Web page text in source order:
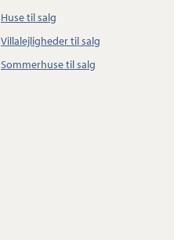
Huse til salg
Villalejligheder til salg
Sommerhuse til salg